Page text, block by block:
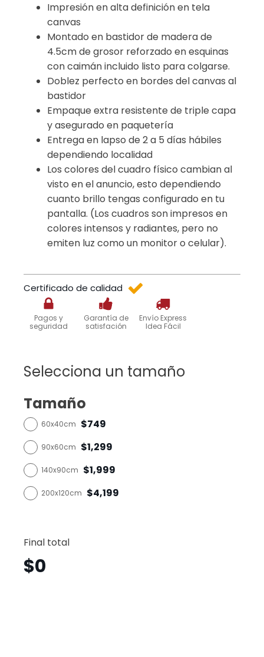
Impresión en alta definición en tela
canvas
Montado en bastidor de madera de
4.5cm de grosor reforzado en esquinas
con caimán incluido listo para colgarse.
Doblez perfecto en bordes del canvas al
bastidor
Empaque extra resistente de triple capa
y asegurado en paquetería
Entrega en lapso de 2 a 5 días hábiles
dependiendo localidad
Los colores del cuadro físico cambian al
visto en el anuncio, esto dependiendo
cuanto brillo tengas configurado en tu
pantalla. (Los cuadros son impresos en
colores intensos y radiantes, pero no
emiten luz como un monitor o celular).
Certificado de calidad
Pagos y
seguridad
Garantía de
satisfación
Envío Express
Idea Fácil
Selecciona un tamaño
Tamaño
60x40cm $749
90x60cm $1,299
140x90cm $1,999
200x120cm $4,199
Final total
$0